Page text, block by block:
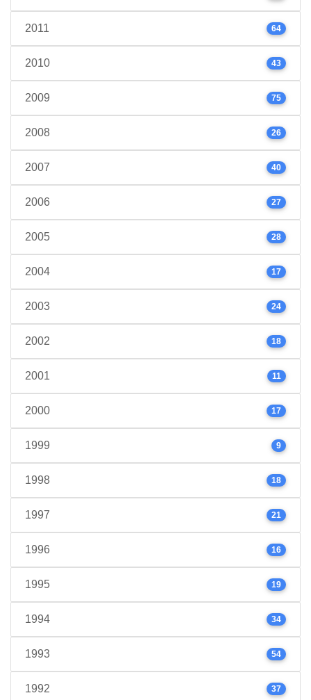
2011 64
2010 43
2009 75
2008 26
2007 40
2006 27
2005 28
2004 17
2003 24
2002 18
2001 11
2000 17
1999 9
1998 18
1997 21
1996 16
1995 19
1994 34
1993 54
1992 37